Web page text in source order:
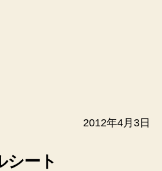
2012年4月3日
シート